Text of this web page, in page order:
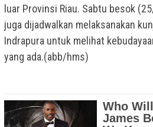
luar Provinsi Riau. Sabtu besok
juga dijadwalkan melaksanakan
Indrapura untuk melihat
yang ada.(abb/hms)